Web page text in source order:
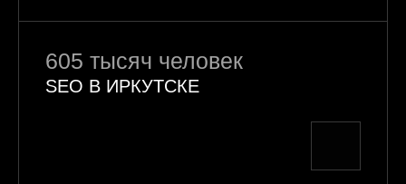
605 тысяч человек
SEO В ИРКУТСКЕ